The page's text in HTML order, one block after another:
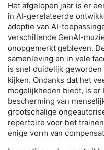
Het afgelopen jaar is er
in AI-gerelateerde
adoptie van AI-
verschillende GenAI-
onopgemerkt gebleven.
samenleving en in vele
is snel duidelijk
kijken. Ondanks dat het
mogelijkheden biedt, is
bescherming van
grootschalige
repertoire voor het
enige vorm van